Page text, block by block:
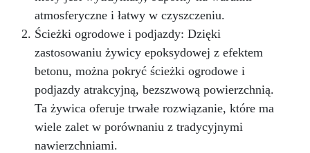
atmosferyczne i łatwy w czyszczeniu.
Ścieżki ogrodowe i podjazdy: Dzięki
zastosowaniu żywicy epoksydowej z efektem
betonu, można pokryć ścieżki ogrodowe i
podjazdy atrakcyjną, bezszwową powierzchnią.
Ta żywica oferuje trwałe rozwiązanie, które ma
wiele zalet w porównaniu z tradycyjnymi
nawierzchniami.